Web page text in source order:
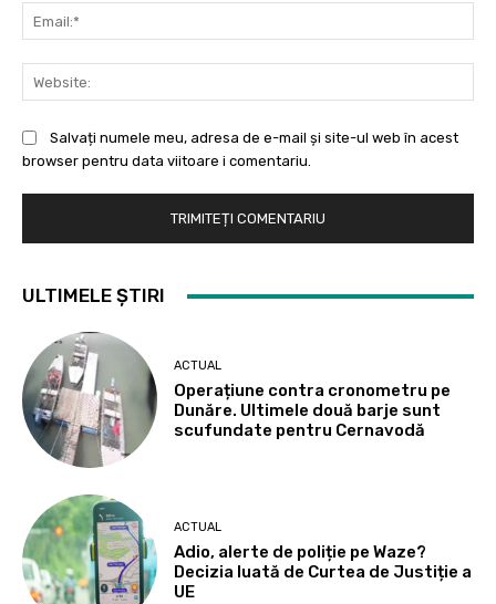
Salvați numele meu, adresa de e-mail și site-ul web în acest
browser pentru data viitoare i comentariu.
ULTIMELE ȘTIRI
ACTUAL
Operațiune contra cronometru pe
Dunăre. Ultimele două barje sunt
scufundate pentru Cernavodă
ACTUAL
Adio, alerte de poliție pe Waze?
Decizia luată de Curtea de Justiție a
UE